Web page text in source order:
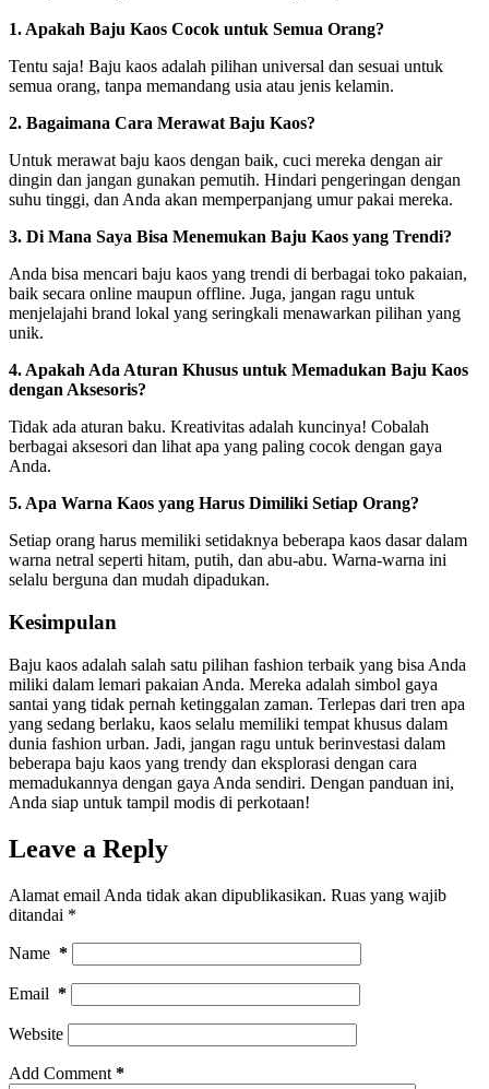
1. Apakah Baju Kaos Cocok untuk Semua Orang?
Tentu saja! Baju kaos adalah pilihan universal dan sesuai untuk
semua orang, tanpa memandang usia atau jenis kelamin.
2. Bagaimana Cara Merawat Baju Kaos?
Untuk merawat baju kaos dengan baik, cuci mereka dengan air
dingin dan jangan gunakan pemutih. Hindari pengeringan dengan
suhu tinggi, dan Anda akan memperpanjang umur pakai mereka.
3. Di Mana Saya Bisa Menemukan Baju Kaos yang Trendi?
Anda bisa mencari baju kaos yang trendi di berbagai toko pakaian,
baik secara online maupun offline. Juga, jangan ragu untuk
menjelajahi brand lokal yang seringkali menawarkan pilihan yang
unik.
4. Apakah Ada Aturan Khusus untuk Memadukan Baju Kaos
dengan Aksesoris?
Tidak ada aturan baku. Kreativitas adalah kuncinya! Cobalah
berbagai aksesori dan lihat apa yang paling cocok dengan gaya
Anda.
5. Apa Warna Kaos yang Harus Dimiliki Setiap Orang?
Setiap orang harus memiliki setidaknya beberapa kaos dasar dalam
warna netral seperti hitam, putih, dan abu-abu. Warna-warna ini
selalu berguna dan mudah dipadukan.
Kesimpulan
Baju kaos adalah salah satu pilihan fashion terbaik yang bisa Anda
miliki dalam lemari pakaian Anda. Mereka adalah simbol gaya
santai yang tidak pernah ketinggalan zaman. Terlepas dari tren apa
yang sedang berlaku, kaos selalu memiliki tempat khusus dalam
dunia fashion urban. Jadi, jangan ragu untuk berinvestasi dalam
beberapa baju kaos yang trendy dan eksplorasi dengan cara
memadukannya dengan gaya Anda sendiri. Dengan panduan ini,
Anda siap untuk tampil modis di perkotaan!
Leave a Reply
Alamat email Anda tidak akan dipublikasikan. Ruas yang wajib
ditandai *
Name *
Email *
Website
Add Comment *